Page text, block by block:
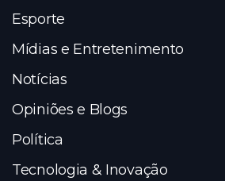
Esporte
Mídias e Entretenimento
Notícias
Opiniões e Blogs
Política
Tecnologia & Inovação